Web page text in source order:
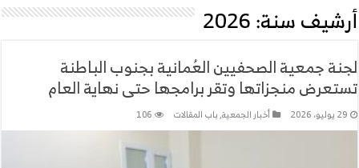
أرشيف سنة:2026
لجنة جمعية الصحفيين العُمانية بجنوب الباطنة
تستعرض منجزاتها وتقر برامجها حتى نهاية العام
29 يوليو، 2026 أخبار الجمعية,باب المقالات 106